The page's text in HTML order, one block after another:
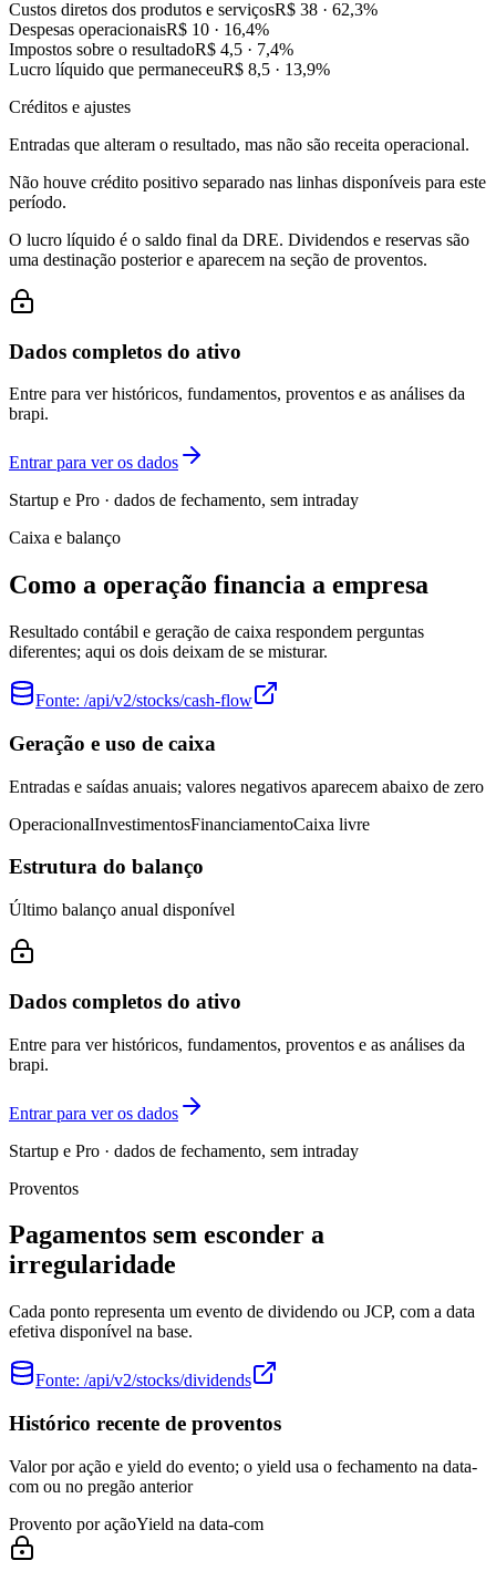
Custos diretos dos produtos e serviçosR$ 38 · 62,3%
Despesas operacionaisR$ 10 · 16,4%
Impostos sobre o resultadoR$ 4,5 · 7,4%
Lucro líquido que permaneceuR$ 8,5 · 13,9%
Créditos e ajustes
Entradas que alteram o resultado, mas não são receita operacional.
Não houve crédito positivo separado nas linhas disponíveis para este
período.
O lucro líquido é o saldo final da DRE. Dividendos e reservas são
uma destinação posterior e aparecem na seção de proventos.
Dados completos do ativo
Entre para ver históricos, fundamentos, proventos e as análises da
brapi.
Entrar para ver os dados
Startup e Pro · dados de fechamento, sem intraday
Caixa e balanço
Como a operação financia a empresa
Resultado contábil e geração de caixa respondem perguntas
diferentes; aqui os dois deixam de se misturar.
Fonte: /api/v2/stocks/cash-flow
Geração e uso de caixa
Entradas e saídas anuais; valores negativos aparecem abaixo de zero
OperacionalInvestimentosFinanciamentoCaixa livre
Estrutura do balanço
Último balanço anual disponível
Dados completos do ativo
Entre para ver históricos, fundamentos, proventos e as análises da
brapi.
Entrar para ver os dados
Startup e Pro · dados de fechamento, sem intraday
Proventos
Pagamentos sem esconder a
irregularidade
Cada ponto representa um evento de dividendo ou JCP, com a data
efetiva disponível na base.
Fonte: /api/v2/stocks/dividends
Histórico recente de proventos
Valor por ação e yield do evento; o yield usa o fechamento na data-
com ou no pregão anterior
Provento por açãoYield na data-com